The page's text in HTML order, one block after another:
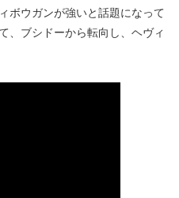
ボウガンが強いと話題になって
、ブシドーから転向し、ヘヴィ